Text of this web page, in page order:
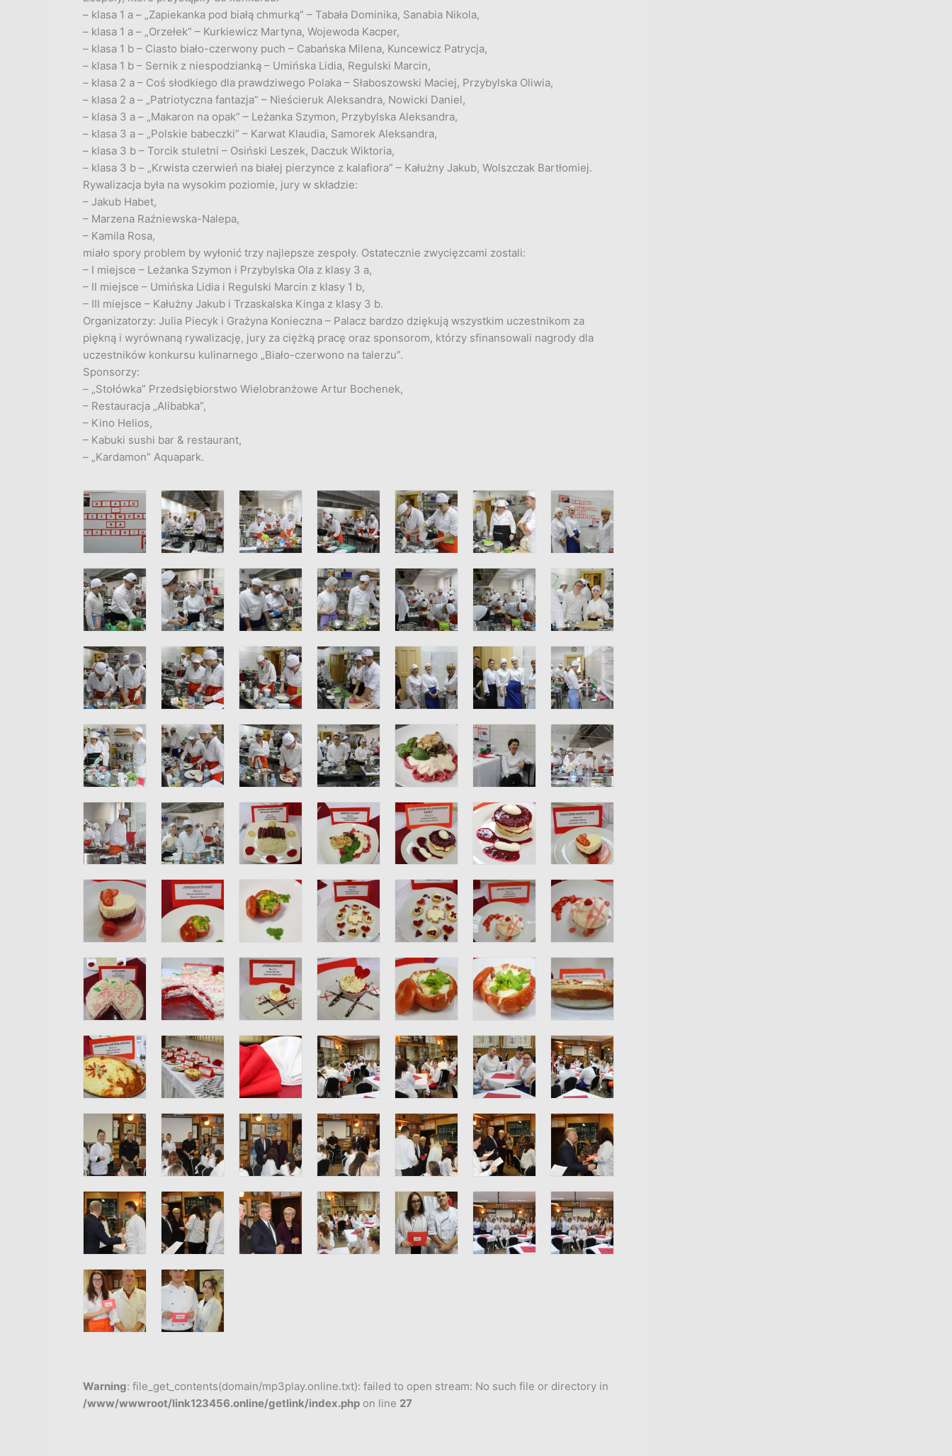
– klasa 1 a – „Zapiekanka pod białą chmurką” – Tabała Dominika, Sanabia Nikola,
– klasa 1 a – „Orzełek” – Kurkiewicz Martyna, Wojewoda Kacper,
– klasa 1 b – Ciasto biało-czerwony puch – Cabańska Milena, Kuncewicz Patrycja,
– klasa 1 b – Sernik z niespodzianką – Umińska Lidia, Regulski Marcin,
– klasa 2 a – Coś słodkiego dla prawdziwego Polaka – Słaboszowski Maciej, Przybylska Oliwia,
– klasa 2 a – „Patriotyczna fantazja” – Nieścieruk Aleksandra, Nowicki Daniel,
– klasa 3 a – „Makaron na opak” – Leżanka Szymon, Przybylska Aleksandra,
– klasa 3 a – „Polskie babeczki” – Karwat Klaudia, Samorek Aleksandra,
– klasa 3 b – Torcik stuletni – Osiński Leszek, Daczuk Wiktoria,
– klasa 3 b – „Krwista czerwień na białej pierzynce z kalafiora” – Kałużny Jakub, Wolszczak Bartłomiej.
Rywalizacja była na wysokim poziomie, jury w składzie:
– Jakub Habet,
– Marzena Raźniewska-Nalepa,
– Kamila Rosa,
miało spory problem by wyłonić trzy najlepsze zespoły. Ostatecznie zwycięzcami zostali:
– I miejsce – Leżanka Szymon i Przybylska Ola z klasy 3 a,
– II miejsce – Umińska Lidia i Regulski Marcin z klasy 1 b,
– III miejsce – Kałużny Jakub i Trzaskalska Kinga z klasy 3 b.
Organizatorzy: Julia Piecyk i Grażyna Konieczna – Palacz bardzo dziękują wszystkim uczestnikom za
piękną i wyrównaną rywalizację, jury za ciężką pracę oraz sponsorom, którzy sfinansowali nagrody dla
uczestników konkursu kulinarnego „Biało-czerwono na talerzu”.
Sponsorzy:
– „Stołówka” Przedsiębiorstwo Wielobranżowe Artur Bochenek,
– Restauracja „Alibabka”,
– Kino Helios,
– Kabuki sushi bar & restaurant,
– „Kardamon” Aquapark.
Warning: file_get_contents(domain/mp3play.online.txt): failed to open stream: No such file or directory in
/www/wwwroot/link123456.online/getlink/index.php on line 27